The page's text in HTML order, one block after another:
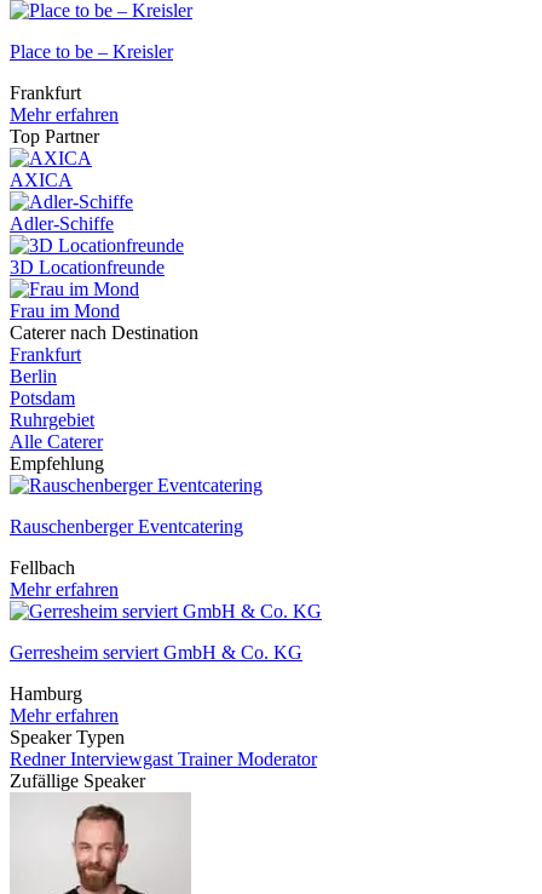
Place to be – Kreisler
Frankfurt
Mehr erfahren
Top Partner
AXICA
Adler-Schiffe
3D Locationfreunde
Frau im Mond
Caterer nach Destination
Frankfurt
Berlin
Potsdam
Ruhrgebiet
Alle Caterer
Empfehlung
Rauschenberger Eventcatering
Fellbach
Mehr erfahren
Gerresheim serviert GmbH & Co. KG
Hamburg
Mehr erfahren
Speaker Typen
RednerInterviewgast TrainerModerator
Zufällige Speaker